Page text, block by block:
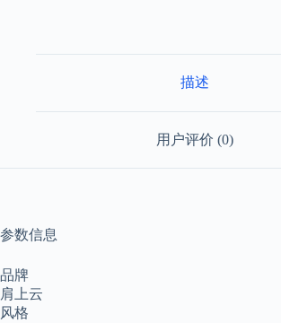
描述
用户评价 (0)
参数信息
品牌
肩上云
风格